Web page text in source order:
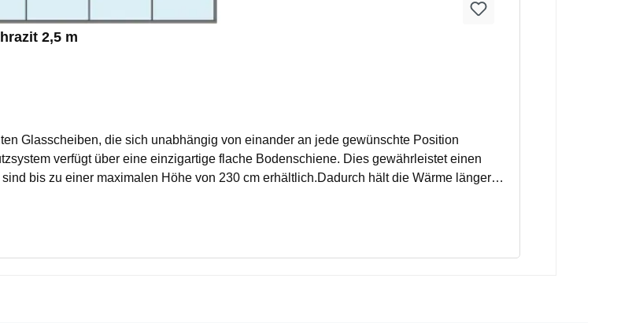
2,5 m
Glasscheiben, die sich unabhängig von einander an jede gewünschte Position
verfügt über eine einzigartige flache Bodenschiene. Dies gewährleistet einen
bis zu einer maximalen Höhe von 230 cm erhältlich.Dadurch hält die Wärme länger
Dieses Glasschiebewandsystem hat keine Mitnehmer und ist nicht